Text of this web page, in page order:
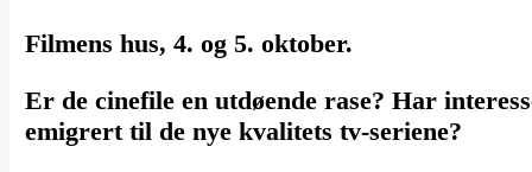
Filmens hus, 4. og 5. oktober.
Er de cinefile en utdøende rase? Har
emigrert til de nye kvalitets tv-seriene?